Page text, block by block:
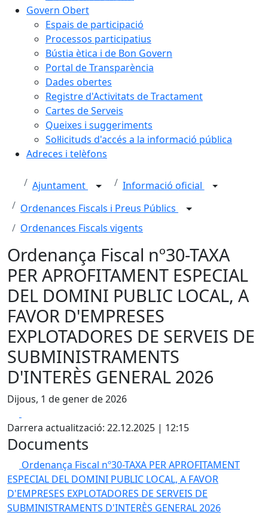
Govern Obert
Espais de participació
Processos participatius
Bústia ètica i de Bon Govern
Portal de Transparència
Dades obertes
Registre d'Activitats de Tractament
Cartes de Serveis
Queixes i suggeriments
Sol·licituds d'accés a la informació pública
Adreces i telèfons
Ajuntament
Informació oficial
Ordenances Fiscals i Preus Públics
Ordenances Fiscals vigents
Ordenança Fiscal nº30-TAXA
PER APROFITAMENT ESPECIAL
DEL DOMINI PUBLIC LOCAL, A
FAVOR D'EMPRESES
EXPLOTADORES DE SERVEIS DE
SUBMINISTRAMENTS
D'INTERÈS GENERAL 2026
Dijous, 1 de gener de 2026
Darrera actualització: 22.12.2025 | 12:15
Documents
Ordenança Fiscal nº30-TAXA PER APROFITAMENT
ESPECIAL DEL DOMINI PUBLIC LOCAL, A FAVOR
D'EMPRESES EXPLOTADORES DE SERVEIS DE
SUBMINISTRAMENTS D'INTERÈS GENERAL 2026